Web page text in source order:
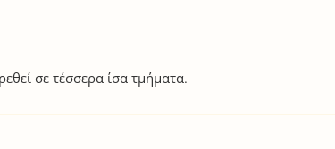
σε τέσσερα ίσα τμήματα.